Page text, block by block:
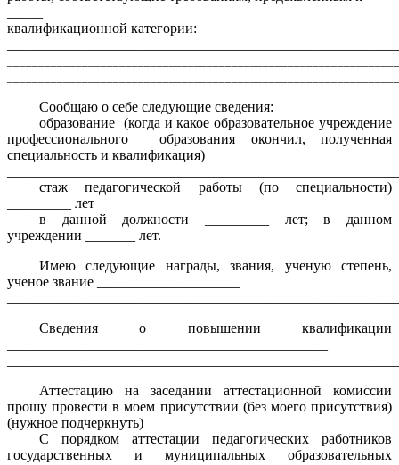
квалификационной категории:
Сообщаю о себе следующие сведения:
образование (когда и какое образовательное учреждение
профессионального образования окончил, полученная
специальность и квалификация)
стаж педагогической работы (по специальности)
_________ лет
в данной должности _________ лет; в данном
учреждении _______ лет.
Имею следующие награды, звания, ученую степень,
ученое звание ____________________
Сведения о повышении квалификации
Аттестацию на заседании аттестационной комиссии
прошу провести в моем присутствии (без моего присутствия)
(нужное подчеркнуть)
С порядком аттестации педагогических работников
государственных и муниципальных образовательных